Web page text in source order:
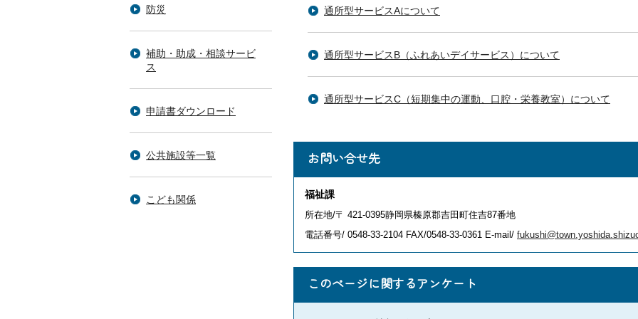
防災
補助・助成・相談サービ
ス
申請書ダウンロード
公共施設等一覧
こども関係
通所型サービスAについて
通所型サービスB（ふれあいデイサービス）について
通所型サービスC（短期集中の運動、口腔・栄養教室）について
お問い合せ先
福祉課
所在地/〒 421-0395静岡県榛原郡吉田町住吉87番地
電話番号/ 0548-33-2104 FAX/0548-33-0361 E-mail/
このページに関するアンケート